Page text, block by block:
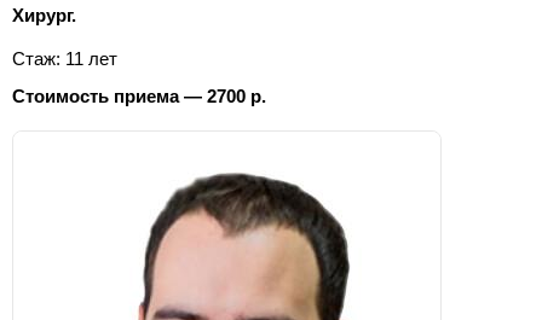
Хирург.
Стаж: 11 лет
Стоимость приема — 2700 р.